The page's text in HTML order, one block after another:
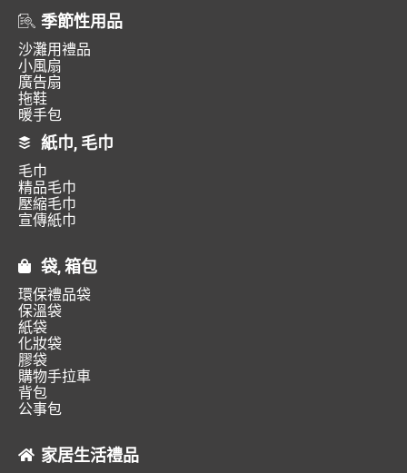
季節性用品
沙灘用禮品
小風扇
廣告扇
拖鞋
暖手包
紙巾, 毛巾
毛巾
精品毛巾
壓縮毛巾
宣傳紙巾
袋, 箱包
環保禮品袋
保溫袋
紙袋
化妝袋
膠袋
購物手拉車
背包
公事包
家居生活禮品